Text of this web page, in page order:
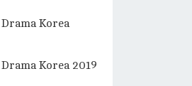
Korea
Korea 2019